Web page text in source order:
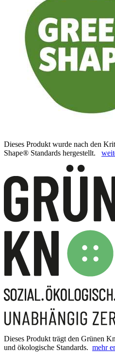
Dieses Produkt wurde nach den
Shape® Standards hergestellt.
Dieses Produkt trägt den Grünen
und ökologische Standards. mehr